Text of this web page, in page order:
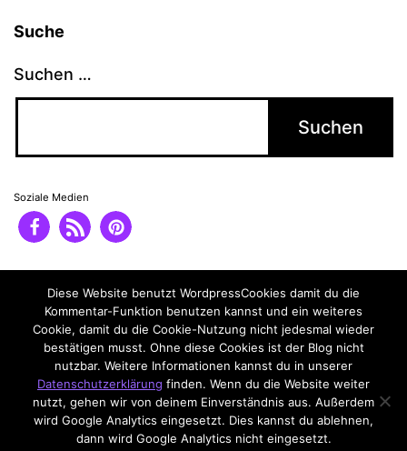
Suche
Suchen …
Soziale Medien
Impressum
Datenschutzerklärung
Diese Website benutzt WordpressCookies damit du die
Kommentar-Funktion benutzen kannst und ein weiteres
Cookie, damit du die Cookie-Nutzung nicht jedesmal wieder
bestätigen musst. Ohne diese Cookies ist der Blog nicht
nutzbar. Weitere Informationen kannst du in unserer
Datenschutzerklärung finden. Wenn du die Website weiter
nutzt, gehen wir von deinem Einverständnis aus. Außerdem
wird Google Analytics eingesetzt. Dies kannst du ablehnen,
dann wird Google Analytics nicht eingesetzt.